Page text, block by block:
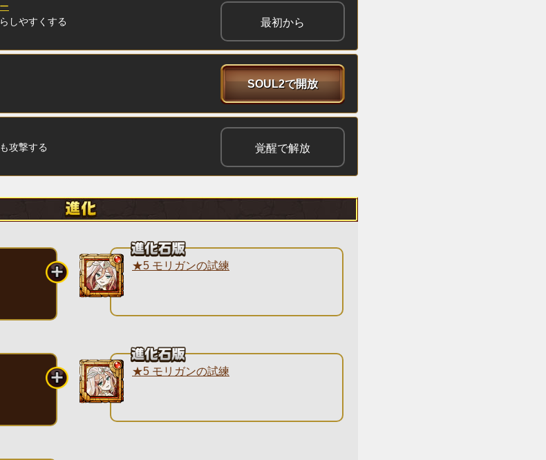
しやすくする
最初から
SOUL2で開放
攻撃する
覚醒で解放
★5 モリガンの試練
★5 モリガンの試練